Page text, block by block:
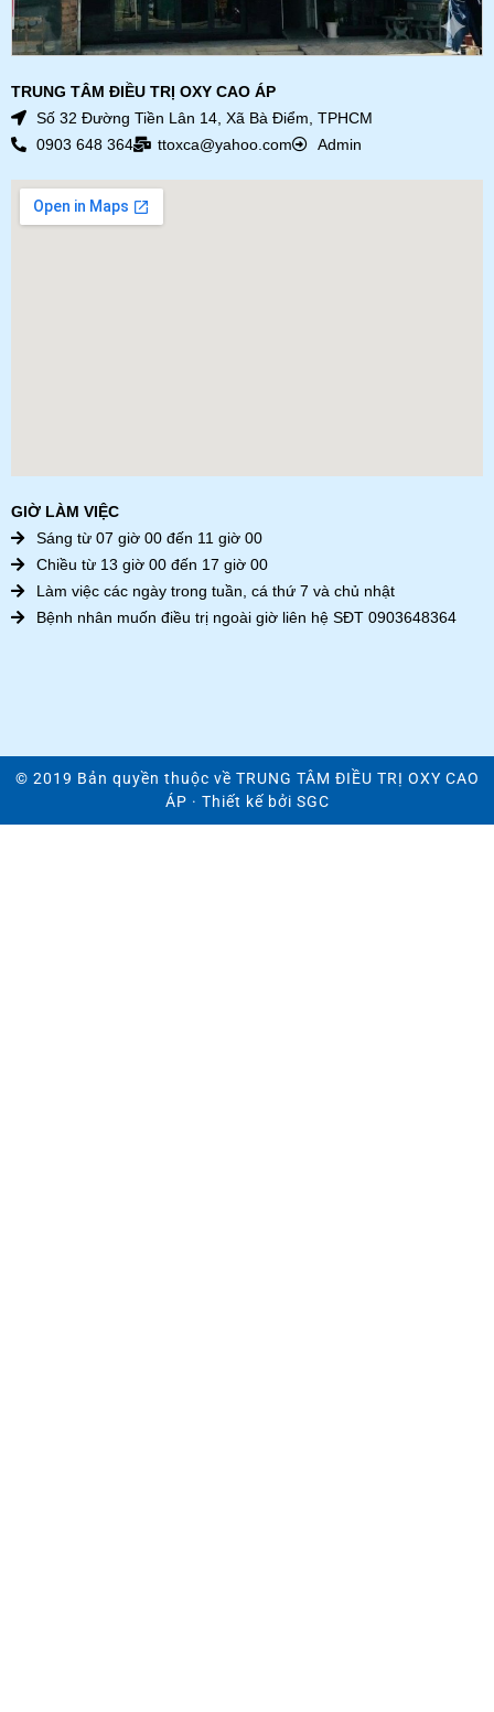
TRUNG TÂM ĐIỀU TRỊ OXY CAO ÁP
Số 32 Đường Tiền Lân 14, Xã Bà Điểm, TPHCM
0903 648 364
ttoxca@yahoo.com Admin
GIỜ LÀM VIỆC
Sáng từ 07 giờ 00 đến 11 giờ 00
Chiều từ 13 giờ 00 đến 17 giờ 00
Làm việc các ngày trong tuần, cá thứ 7 và chủ nhật
Bệnh nhân muốn điều trị ngoài giờ liên hệ SĐT 0903648364
© 2019 Bản quyền thuộc về TRUNG TÂM ĐIỀU TRỊ OXY CAO
ÁP · Thiết kế bởi SGC